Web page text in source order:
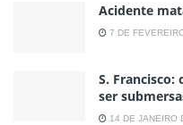
Acidente
7 DE
S.
ser
14 DE JANEIRO